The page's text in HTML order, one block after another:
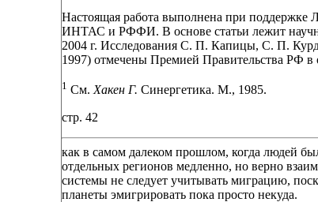
Настоящая работа выполнена при
ИНТАС и РФФИ. В основе статьи лежит
2004 г. Исследования С. П. Капицы, С. П.
1997) отмечены Премией Правительства РФ в
1 См.Хакен Г. Синергетика. М., 1985.
стр. 42
как в самом далеком прошлом, когда людей
отдельных регионов медленно, но верно
системы не следует учитывать миграцию,
планеты эмигрировать пока просто некуда.